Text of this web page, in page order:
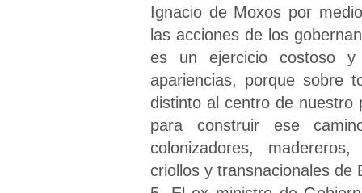
Ignacio de Moxos por
las acciones de los
es un ejercicio costoso y
apariencias, porque sobre
distinto al centro de nuestro
para construir ese
colonizadores,
criollos y transnacionales de